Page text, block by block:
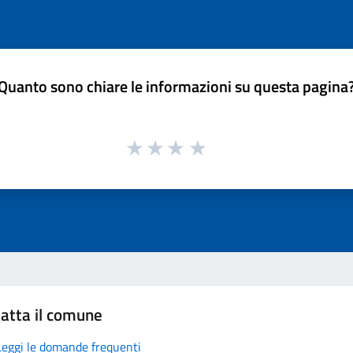
sono chiare le informazioni su questa
il comune
le domande frequenti